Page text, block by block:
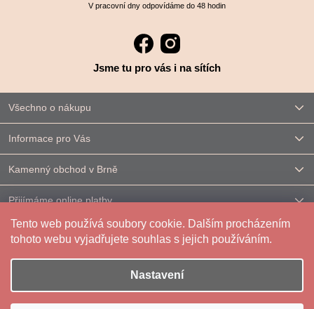
Tento web používá soubory cookie. Dalším procházením
tohoto webu vyjadřujete souhlas s jejich používáním.
Nastavení
V pracovní dny odpovídáme do 48 hodin
Jsme tu pro vás i na sítích
Všechno o nákupu
Informace pro Vás
Kamenný obchod v Brně
Přijímáme online platby
Kontakt
Vytvořil Shoptet|Upravilo